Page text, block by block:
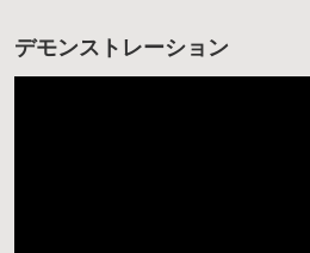
デモンストレーション